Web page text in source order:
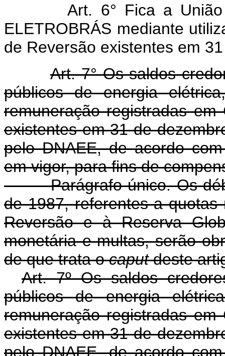
Art. 6° Fica a União
ELETROBRÁS mediante
de Reversão existentes em
Art. 7° Os saldos
públicos de energia
remuneração registradas
existentes em 31 de
pelo DNAEE, de acordo
em vigor, para fins de
Parágrafo único. Os
de 1987, referentes a
Reversão e à Reserva
monetária e multas, serão
de que trata ocaputdeste
Art. 7º Os saldos
públicos de energia
remuneração registradas
existentes em 31 de
pelo DNAEE, de acordo